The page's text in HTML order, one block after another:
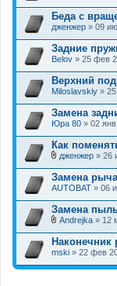
л
о
ж
е
н
и
Беда с
дженжер » 09
Задние
Belov » 25 фев
Верхний
Miloslavskiy »
Замена
Юра 80 » 02
Как
В
л
о
ж
е
н
и
дженжер » 26
Замена
AUTOBAT » 06
Замена
л
о
ж
е
Andrejka » 12
Наконечник
mski » 22 фев